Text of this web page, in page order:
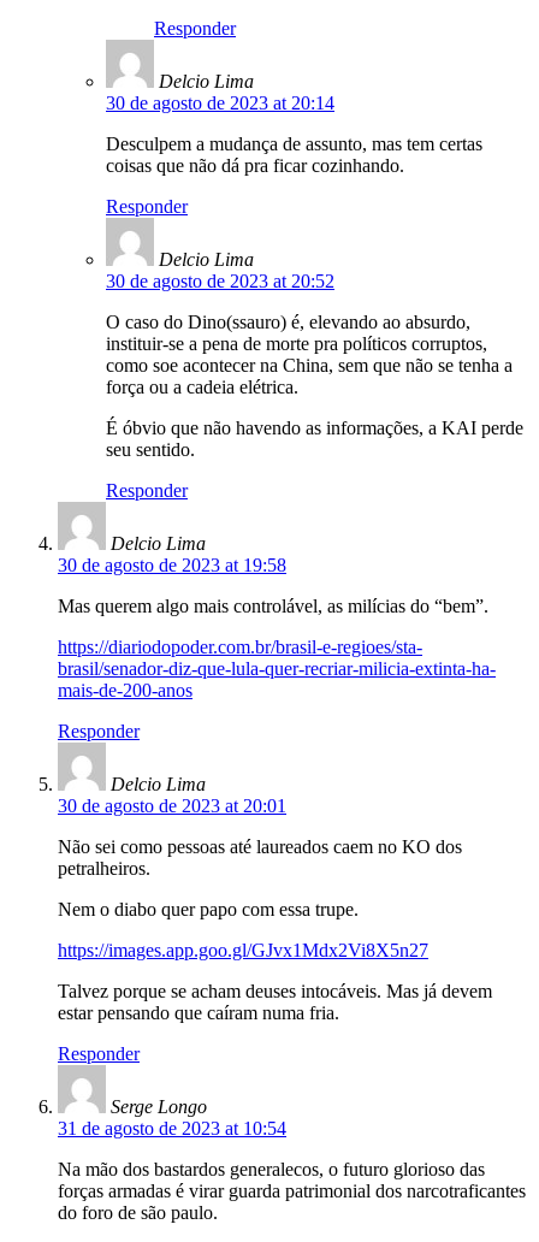
Responder
Delcio Lima
30 de agosto de 2023 at 20:14
Desculpem a mudança de assunto, mas tem certas
coisas que não dá pra ficar cozinhando.
Responder
Delcio Lima
30 de agosto de 2023 at 20:52
O caso do Dino(ssauro) é, elevando ao absurdo,
instituir-se a pena de morte pra políticos corruptos,
como soe acontecer na China, sem que não se tenha a
força ou a cadeia elétrica.
É óbvio que não havendo as informações, a KAI perde
seu sentido.
Responder
Delcio Lima
30 de agosto de 2023 at 19:58
Mas querem algo mais controlável, as milícias do “bem”.
https://diariodopoder.com.br/brasil-e-regioes/sta-
brasil/senador-diz-que-lula-quer-recriar-milicia-extinta-ha-
mais-de-200-anos
Responder
Delcio Lima
30 de agosto de 2023 at 20:01
Não sei como pessoas até laureados caem no KO dos
petralheiros.
Nem o diabo quer papo com essa trupe.
https://images.app.goo.gl/GJvx1Mdx2Vi8X5n27
Talvez porque se acham deuses intocáveis. Mas já devem
estar pensando que caíram numa fria.
Responder
Serge Longo
31 de agosto de 2023 at 10:54
Na mão dos bastardos generalecos, o futuro glorioso das
forças armadas é virar guarda patrimonial dos narcotraficantes
do foro de são paulo.